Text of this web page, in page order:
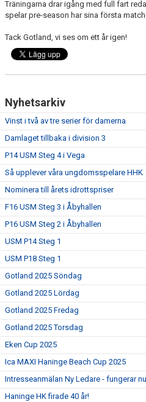
Träningarna drar igång med full fart
spelar pre-season har sina första
Tack Gotland, vi ses om ett år igen!
Nyhetsarkiv
Vinst i två av tre serier för damerna
Damlaget tillbaka i division 3
P14 USM Steg 4 i Vega
Så upplever våra ungdomsspelare HHK
Nominera till årets idrottspriser
F16 USM Steg 3 i Åbyhallen
P16 USM Steg 2 i Åbyhallen
USM P14 Steg 1
USM P18 Steg 1
Gotland 2025 Söndag
Gotland 2025 Lördag
Gotland 2025 Fredag
Gotland 2025 Torsdag
Eken Cup 2025
Ica MAXI Haninge Beach Cup 2025
Intresseanmälan Ny Ledare - fungerar
Haninge HK firade 40 år!